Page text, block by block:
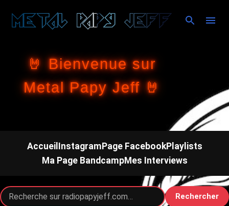
Accéder au contenu principal
🤘 Bienvenue sur
Metal Papy Jeff 🤘
Accueil InstagramPage FacebookPlaylists
Ma Page BandcampMes Interviews
Rechercher